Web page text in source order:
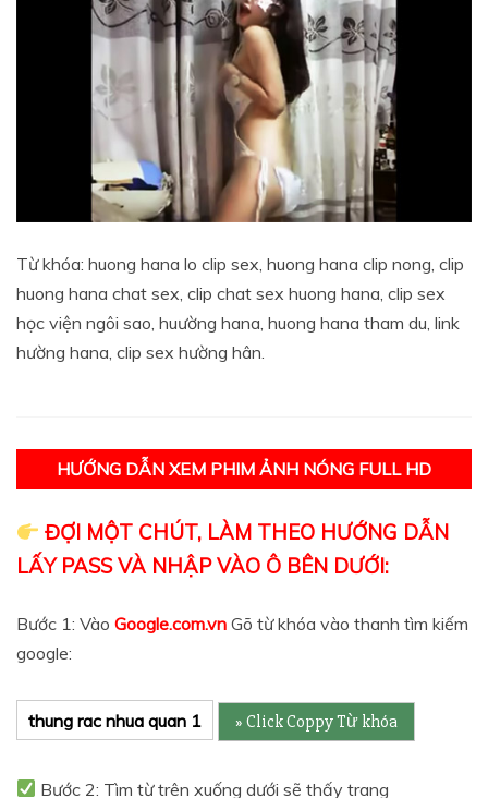
Từ khóa: huong hana lo clip sex, huong hana clip nong, clip
huong hana chat sex, clip chat sex huong hana, clip sex
học viện ngôi sao, huường hana, huong hana tham du, link
hường hana, clip sex hường hân.
HƯỚNG DẪN XEM PHIM ẢNH NÓNG FULL HD
ĐỢI MỘT CHÚT, LÀM THEO HƯỚNG DẪN
LẤY PASS VÀ NHẬP VÀO Ô BÊN DƯỚI:
Bước 1: Vào Google.com.vn Gõ từ khóa vào thanh tìm kiếm
google:
thung rac nhua quan 1
Bước 2: Tìm từ trên xuống dưới sẽ thấy trang